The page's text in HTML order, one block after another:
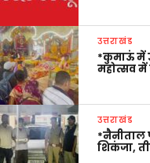
उत्तराखंड
*कुमाऊं में
महोत्सव में
उत्तराखंड
*नैनीताल
शिकंजा,